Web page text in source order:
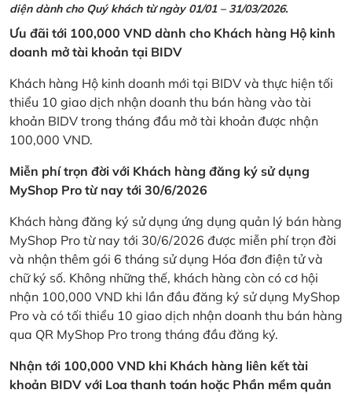
diện dành cho Quý khách từ ngày 01/01 – 31/03/2026.
Ưu đãi tới 100,000 VND dành cho Khách hàng Hộ kinh
doanh mở tài khoản tại BIDV
Khách hàng Hộ kinh doanh mới tại BIDV và thực hiện tối
thiểu 10 giao dịch nhận doanh thu bán hàng vào tài
khoản BIDV trong tháng đầu mở tài khoản được nhận
100,000 VND.
Miễn phí trọn đời với Khách hàng đăng ký sử dụng
MyShop Pro từ nay tới 30/6/2026
Khách hàng đăng ký sử dụng ứng dụng quản lý bán hàng
MyShop Pro từ nay tới 30/6/2026 được miễn phí trọn đời
và nhận thêm gói 6 tháng sử dụng Hóa đơn điện tử và
chữ ký số. Không những thế, khách hàng còn có cơ hội
nhận 100,000 VND khi lần đầu đăng ký sử dụng MyShop
Pro và có tối thiểu 10 giao dịch nhận doanh thu bán hàng
qua QR MyShop Pro trong tháng đầu đăng ký.
Nhận tới 100,000 VND khi Khách hàng liên kết tài
khoản BIDV với Loa thanh toán hoặc Phần mềm quản